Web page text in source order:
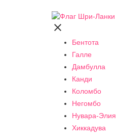

Бентота
Галле
Дамбулла
Канди
Коломбо
Негомбо
Нувара-Элия
Хиккадува